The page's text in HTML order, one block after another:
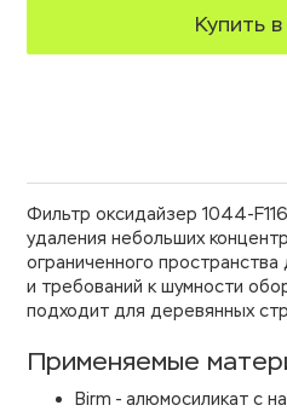
Купить в
Фильтр оксидайзер 1044-
удаления небольших
ограниченного
и требований к шумности
подходит для деревянных
Применяемые
Birm - алюмосиликат с